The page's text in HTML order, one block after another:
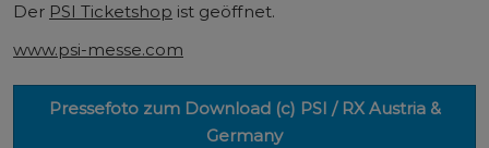
Der PSI Ticketshop ist geöffnet.
www.psi-messe.com
Pressefoto zum Download (c) PSI / RX Austria &
Germany